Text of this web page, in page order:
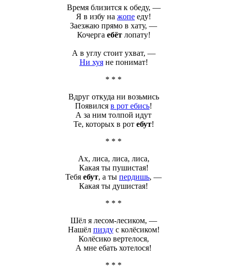
Время близится к обеду, —
Я в избу на жопе еду!
Заезжаю прямо в хату, —
Кочерга ебётлопату!
А в углу стоит ухват, —
Ни хуяне понимат!
* * *
Вдруг откуда ни возьмись
Появился в рот ебись!
А за ним толпой идут
Те, которых в рот ебут!
* * *
Ах, лиса, лиса, лиса,
Какая ты пушистая!
Тебя ебут, а ты пердишь, —
Какая ты душистая!
* * *
Шёл я лесом-лесиком, —
Нашёл пиздус колёсиком!
Колёсико вертелося,
А мне ебать хотелося!
* * *